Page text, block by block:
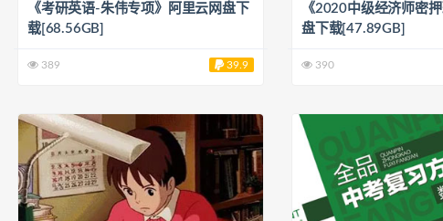
《考研英语-朱伟专项》阿里云网盘下
载[68.56GB]
389 39.9
《2020中级经济师密
盘下载[47.89GB]
390